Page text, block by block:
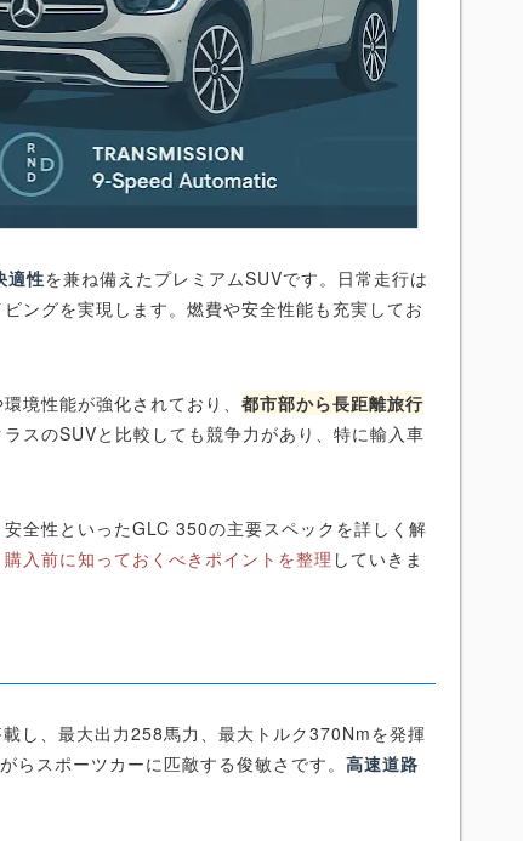
適性を兼ね備えたプレミアムSUVです。日常走行は
ングを実現します。燃費や安全性能も充実してお
境性能が強化されており、都市部から長距離旅行
スのSUVと比較しても競争力があり、特に輸入車
全性といったGLC 350の主要スペックを詳しく解
購入前に知っておくべきポイントを整理 していきま
し、最大出力258馬力、最大トルク370Nmを発揮
らスポーツカーに匹敵する俊敏さです。高速道路